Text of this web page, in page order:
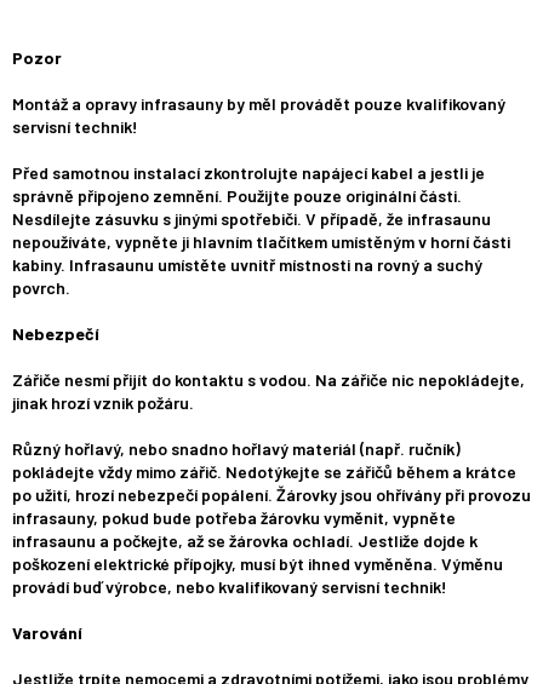
Pozor
Montáž a opravy infrasauny by měl provádět pouze kvalifikovaný
servisní technik!
Před samotnou instalací zkontrolujte napájecí kabel a jestli je
správně připojeno zemnění. Použijte pouze originální části.
Nesdílejte zásuvku s jinými spotřebiči. V případě, že infrasaunu
nepoužíváte, vypněte ji hlavním tlačítkem umístěným v horní části
kabiny. Infrasaunu umístěte uvnitř místnosti na rovný a suchý
povrch.
Nebezpečí
Zářiče nesmí přijít do kontaktu s vodou. Na zářiče nic nepokládejte,
jinak hrozí vznik požáru.
Různý hořlavý, nebo snadno hořlavý materiál (např. ručník)
pokládejte vždy mimo zářič. Nedotýkejte se zářičů během a krátce
po užití, hrozí nebezpečí popálení. Žárovky jsou ohřívány při provozu
infrasauny, pokud bude potřeba žárovku vyměnit, vypněte
infrasaunu a počkejte, až se žárovka ochladí. Jestliže dojde k
poškození elektrické přípojky, musí být ihned vyměněna. Výměnu
provádí buď výrobce, nebo kvalifikovaný servisní technik!
Varování
Jestliže trpíte nemocemi a zdravotními potížemi, jako jsou problémy